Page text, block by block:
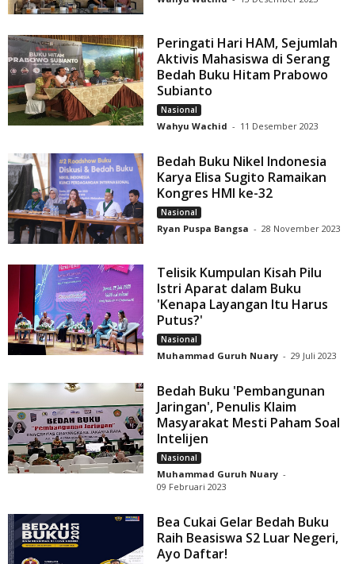
Peringati Hari HAM, Sejumlah
Aktivis Mahasiswa di Serang
Bedah Buku Hitam Prabowo
Subianto
Nasional
Wahyu Wachid - 11 Desember 2023
Bedah Buku Nikel Indonesia
Karya Elisa Sugito Ramaikan
Kongres HMI ke-32
Nasional
Ryan Puspa Bangsa - 28 November 2023
Telisik Kumpulan Kisah Pilu
Istri Aparat dalam Buku
'Kenapa Layangan Itu Harus
Putus?'
Nasional
Muhammad Guruh Nuary - 29 Juli 2023
Bedah Buku 'Pembangunan
Jaringan', Penulis Klaim
Masyarakat Mesti Paham Soal
Intelijen
Nasional
Muhammad Guruh Nuary -
09 Februari 2023
Bea Cukai Gelar Bedah Buku
Raih Beasiswa S2 Luar Negeri,
Ayo Daftar!